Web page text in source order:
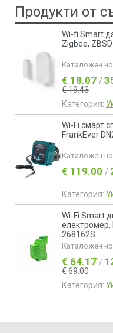
Продукти от
Wi-fi Smart
Zigbee,
Каталожен
€ 18.07 /
€ 19.43
Категория:
Wi-Fi смарт
FrankEver
Каталожен
€ 119.00 /
Категория:
Wi-Fi Smart
електромер,
268162S
Каталожен
€ 64.17 /
€ 69.00
Категория: